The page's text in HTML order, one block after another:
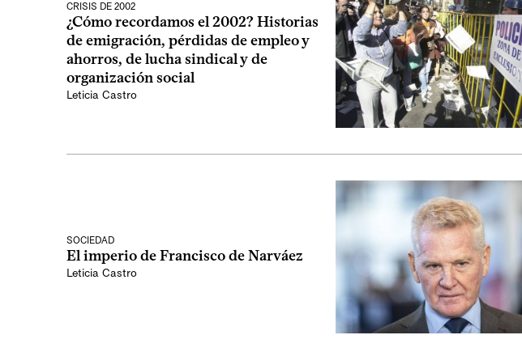
CRISIS DE 2002
¿Cómo recordamos el 2002? Historias
de emigración, pérdidas de empleo y
ahorros, de lucha sindical y de
organización social
Leticia Castro
SOCIEDAD
El imperio de Francisco de Narváez
Leticia Castro